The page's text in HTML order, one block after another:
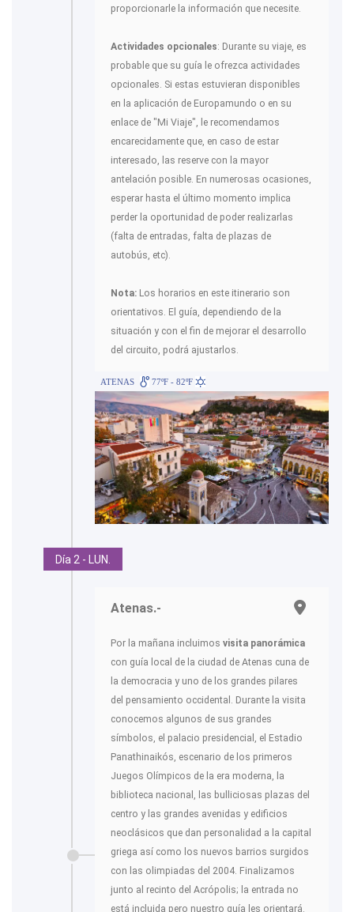
proporcionarle la información que necesite.
Actividades opcionales: Durante su viaje, es
probable que su guía le ofrezca actividades
opcionales. Si estas estuvieran disponibles
en la aplicación de Europamundo o en su
enlace de "Mi Viaje", le recomendamos
encarecidamente que, en caso de estar
interesado, las reserve con la mayor
antelación posible. En numerosas ocasiones,
esperar hasta el último momento implica
perder la oportunidad de poder realizarlas
(falta de entradas, falta de plazas de
autobús, etc).
Nota: Los horarios en este itinerario son
orientativos. El guía, dependiendo de la
situación y con el fin de mejorar el desarrollo
del circuito, podrá ajustarlos.
ATENAS 77ºF - 82ºF
Día 2 - LUN.
Atenas.-
Por la mañana incluimos visita panorámica
con guía local de la ciudad de Atenas cuna de
la democracia y uno de los grandes pilares
del pensamiento occidental. Durante la visita
conocemos algunos de sus grandes
símbolos, el palacio presidencial, el Estadio
Panathinaikós, escenario de los primeros
Juegos Olímpicos de la era moderna, la
biblioteca nacional, las bulliciosas plazas del
centro y las grandes avenidas y edificios
neoclásicos que dan personalidad a la capital
griega así como los nuevos barrios surgidos
con las olimpiadas del 2004. Finalizamos
junto al recinto del Acrópolis; la entrada no
está incluida pero nuestro guía les orientará.